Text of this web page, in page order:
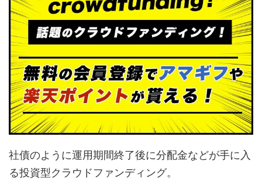
社債のように運用期間終了後に分配金などが手に入
る投資型クラウドファンディング。